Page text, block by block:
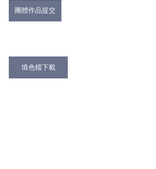
團體作品提交
填色檔下載